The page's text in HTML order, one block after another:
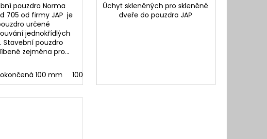
pouzdro Norma
705 od firmy JAP je
určené
jednokřídlých
Stavební pouzdro
zejména pro...
100 mm 100 mm dokončená 125 mm
Úchyt skleněných pro skleněné
dveře do pouzdra JAP